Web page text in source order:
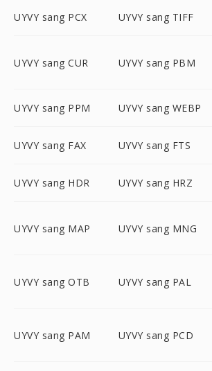
UYVY sang PCX UYVY sang TIFF
UYVY sang CUR UYVY sang PBM
UYVY sang PPM UYVY sang WEBP
UYVY sang FAX UYVY sang FTS
UYVY sang HDR UYVY sang HRZ
UYVY sang MAP UYVY sang MNG
UYVY sang OTB UYVY sang PAL
UYVY sang PAM UYVY sang PCD